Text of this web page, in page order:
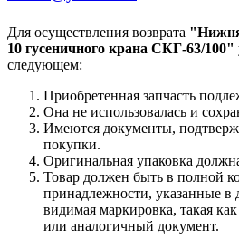
Для осуществления возврата
10 гусеничного крана СКГ-63/100"
следующем:
Приобретенная запчасть
Она не использовалась и
Имеются документы,
покупки.
Оригинальная упаковка
Товар должен быть в полной
принадлежности, указанные
видимая маркировка, такая
или аналогичный документ.